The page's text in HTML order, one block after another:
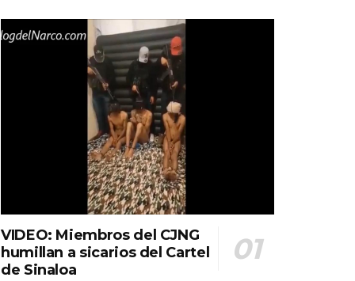
VIDEO: Miembros del CJNG
humillan a sicarios del Cartel
de Sinaloa